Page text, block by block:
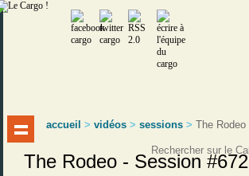
accueil >vidéos >sessions >The Rodeo
The Rodeo - Session #672